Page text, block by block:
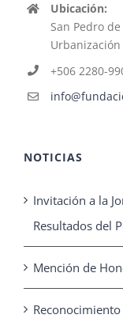
Ubicación:
San Pedro
+506 2280-
NOTICIAS
Invitación a la
Resultados del
Mención de